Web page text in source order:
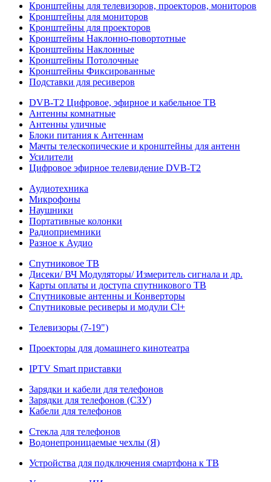
Кронштейны для телевизоров, проекторов, мониторов
Кронштейны для мониторов
Кронштейны для проекторов
Кронштейны Наклонно-повортотные
Кронштейны Наклонные
Кронштейны Потолочные
Кронштейны Фиксированные
Подставки для ресиверов
DVB-T2 Цифровое, эфирное и кабельное ТВ
Антенны комнатные
Антенны уличные
Блоки питания к Антеннам
Мачты телескопические и кронштейны для антенн
Усилители
Цифровое эфирное телевидение DVB-Т2
Аудиотехника
Микрофоны
Наушники
Портативные колонки
Радиоприемники
Разное к Аудио
Спутниковое ТВ
Дисеки/ ВЧ Модуляторы/ Измеритель сигнала и др.
Карты оплаты и доступа спутникового ТВ
Спутниковые антенны и Конверторы
Спутниковые ресиверы и модули Cl+
Телевизоры (7-19")
Проекторы для домашнего кинотеатра
IPTV Smart приставки
Зарядки и кабели для телефонов
Зарядки для телефонов (СЗУ)
Кабели для телефонов
Стекла для телефонов
Водонепроницаемые чехлы (Я)
Устройства для подключения смартфона к ТВ